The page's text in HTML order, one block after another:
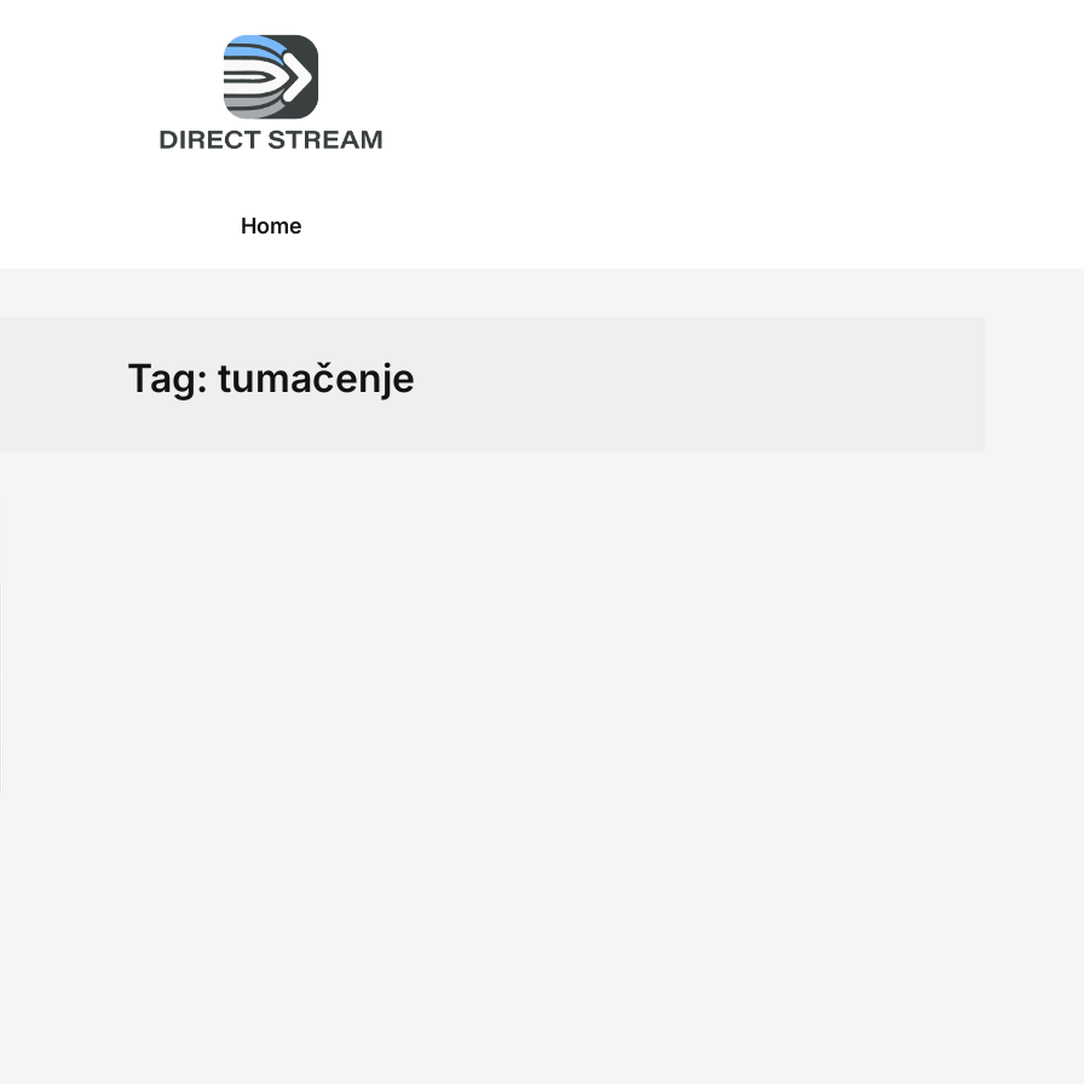
Home
Tag: tumačenje